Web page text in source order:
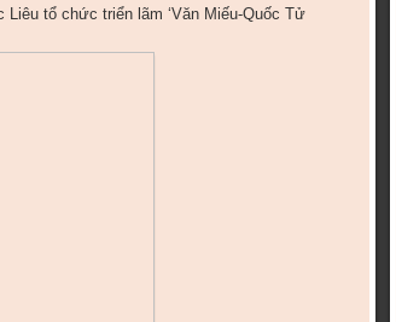
tổ chức triển lãm ‘Văn Miếu-Quốc Tử